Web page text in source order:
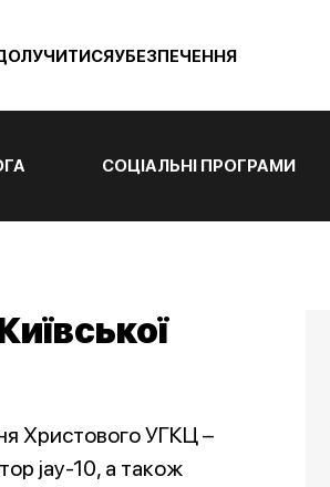
УБЕЗПЕЧЕННЯ
СОЦІАЛЬНІ ПРОГРАМИ
Христового УГКЦ –
jay-10, а також